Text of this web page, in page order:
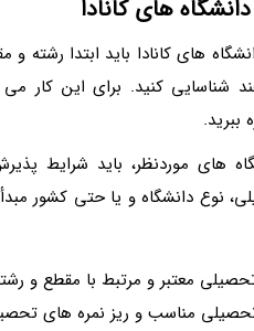
های کانادا
های کانادا باید ابتدا
شناسایی کنید. برای این کار
ببرید.
های موردنظر، باید شرایط
نوع دانشگاه و یا حتی کشور
معتبر و مرتبط با مقطع و
مناسب و ریز نمره های